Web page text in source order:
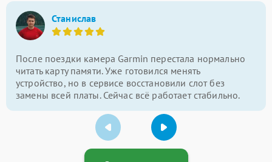
Станислав
После поездки камера Garmin перестала нормально
читать карту памяти. Уже готовился менять
устройство, но в сервисе восстановили слот без
замены всей платы. Сейчас всё работает стабильно.